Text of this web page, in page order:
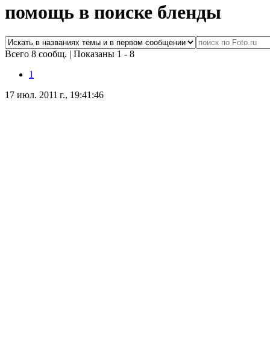
помощь в поиске бленды
Всего 8 сообщ. | Показаны 1 - 8
1
17 июл. 2011 г., 19:41:46